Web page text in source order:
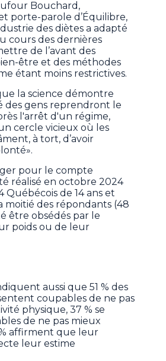
Bouchard,
porte-parole d’Équilibre,
des diètes a adapté
cours des dernières
de l’avant des
être et des méthodes
étant moins restrictives.
la science démontre
des gens reprendront le
l'arrêt d'un régime,
cercle vicieux où les
à tort, d’avoir
pour le compte
réalisé en octobre 2024
Québécois de 14 ans et
moitié des répondants (48
être obsédés par le
poids ou de leur
aussi que 51 % des
coupables de ne pas
physique, 37 % se
de ne pas mieux
affirment que leur
leur estime